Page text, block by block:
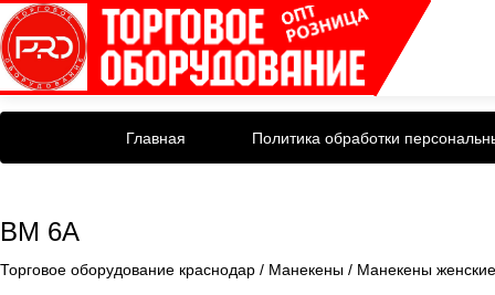
Главная Политика обработки
BM 6A
Торговое оборудование краснодар / Манекены / Манекены женские